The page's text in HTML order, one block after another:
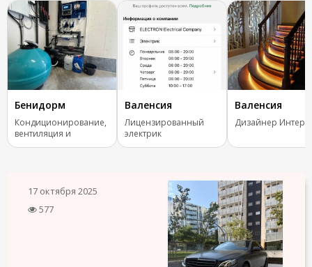
Бенидорм
Кондиционирование,
вентиляция и
отопление.
Валенсия
Лицензированный
электрик
Валенсия
Дизайнер
17 октября 2025
577